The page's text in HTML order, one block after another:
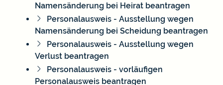
Namensänderung bei Heirat beantragen
Personalausweis - Ausstellung wegen
Namensänderung bei Scheidung beantragen
Personalausweis - Ausstellung wegen
Verlust beantragen
Personalausweis - vorläufigen
Personalausweis beantragen